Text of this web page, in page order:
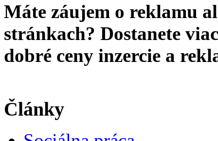
Máte záujem o reklamu
stránkach? Dostanete
dobré ceny inzercie a
Články